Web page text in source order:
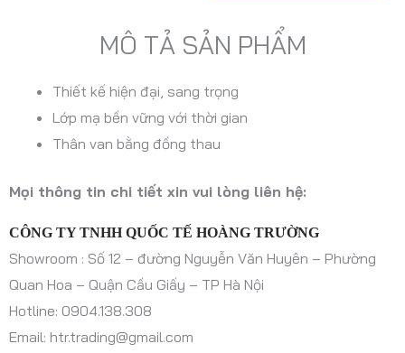
MÔ TẢ SẢN PHẨM
Thiết kế hiện đại, sang trọng
Lớp mạ bền vững với thời gian
Thân van bằng đồng thau
Mọi thông tin chi tiết xin vui lòng liên hệ:
CÔNG TY TNHH QUỐC TẾ HOÀNG TRƯỜNG
Showroom : Số 12 – đường Nguyễn Văn Huyên – Phường
Quan Hoa – Quận Cầu Giấy – TP Hà Nội
Hotline: 0904.138.308
Email: htr.trading@gmail.com